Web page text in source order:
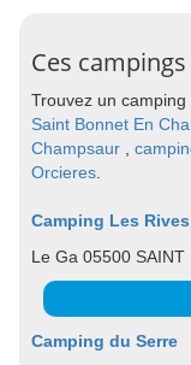
Ces
Trouvez un
Saint Bonnet En
Champsaur
Orcieres
Camping Les
Le Ga 05500 SAINT
Camping du Serre